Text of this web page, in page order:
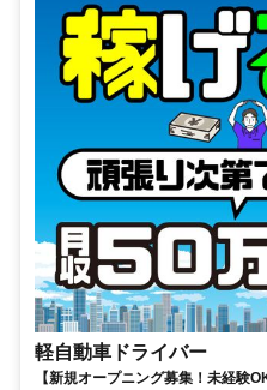
軽自動車ドライバー
【新規オープニング募集！未経験